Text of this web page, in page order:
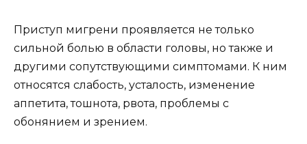
Приступ мигрени проявляется не только
сильной болью в области головы, но также и
другими сопутствующими симптомами. К ним
относятся слабость, усталость, изменение
аппетита, тошнота, рвота, проблемы с
обонянием и зрением.